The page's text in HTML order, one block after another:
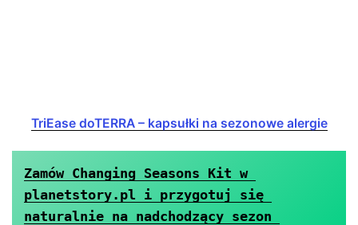
TriEase doTERRA – kapsułki na sezonowe alergie
Zamów Changing Seasons Kit w
planetstory.pl i przygotuj się
naturalnie na nadchodzący sezon